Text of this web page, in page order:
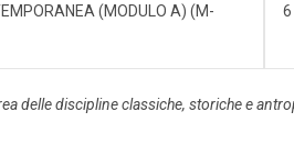
(MODULO A) (M-
6
delle discipline classiche, storiche e